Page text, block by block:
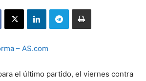
el último partido, el viernes contra